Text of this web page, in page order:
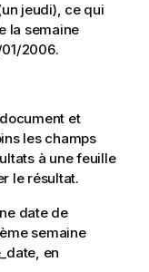
jeudi), ce qui
la semaine
2006.
et
les champs
à une feuille
le résultat.
date de
semaine
, en